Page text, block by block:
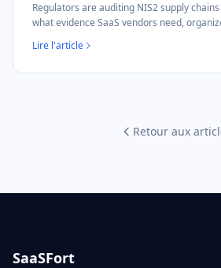
Regulators are auditing NIS2 supply
what evidence SaaS vendors need,
Lire l'article
Retour aux
SaaSFort